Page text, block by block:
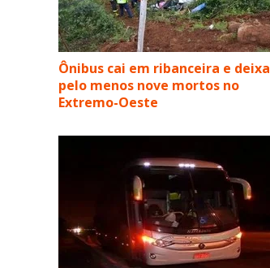
Ônibus cai em ribanceira e deixa
pelo menos nove mortos no
Extremo-Oeste